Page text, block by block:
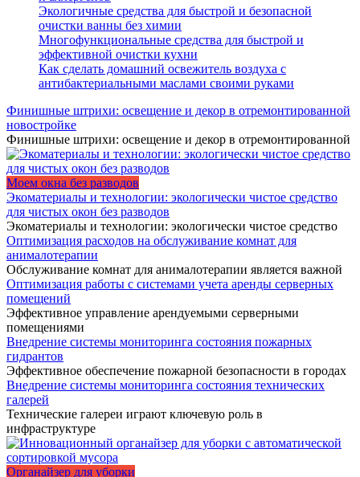
Экологичные средства для быстрой и безопасной
очистки ванны без химии
Многофункциональные средства для быстрой и
эффективной очистки кухни
Как сделать домашний освежитель воздуха с
антибактериальными маслами своими руками
Финишные штрихи: освещение и декор в отремонтированной
новостройке
Финишные штрихи: освещение и декор в отремонтированной
Моем окна без разводов
Экоматериалы и технологии: экологически чистое средство
для чистых окон без разводов
Экоматериалы и технологии: экологически чистое средство
Оптимизация расходов на обслуживание комнат для
анималотерапии
Обслуживание комнат для анималотерапии является важной
Оптимизация работы с системами учета аренды серверных
помещений
Эффективное управление арендуемыми серверными
помещениями
Внедрение системы мониторинга состояния пожарных
гидрантов
Эффективное обеспечение пожарной безопасности в городах
Внедрение системы мониторинга состояния технических
галерей
Технические галереи играют ключевую роль в
инфраструктуре
Органайзер для уборки